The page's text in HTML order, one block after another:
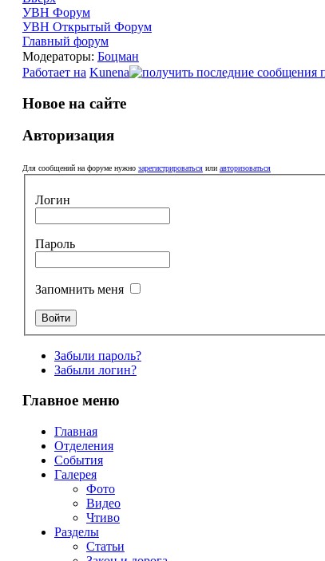
УВН Форум
УВН Открытый Форум
Главный форум
Модераторы: Боцман
Работает на Kunena
Новое на сайте
Авторизация
Для сообщений на форуме нужно зарегистрироватьсяили авторизоваться
Логин
Пароль
Запомнить меня
Забыли пароль?
Забыли логин?
Главное меню
Главная
Отделения
События
Галерея
Фото
Видео
Чтиво
Разделы
Статьи